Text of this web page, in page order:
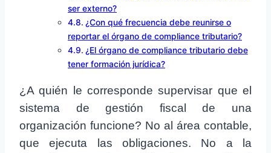
ser externo?
¿Con qué frecuencia debe reunirse o
reportar el órgano de compliance tributario?
¿El órgano de compliance tributario debe
tener formación jurídica?
¿A quién le corresponde supervisar que el
sistema de gestión fiscal de una
organización funcione? No al área contable,
que ejecuta las obligaciones. No a la